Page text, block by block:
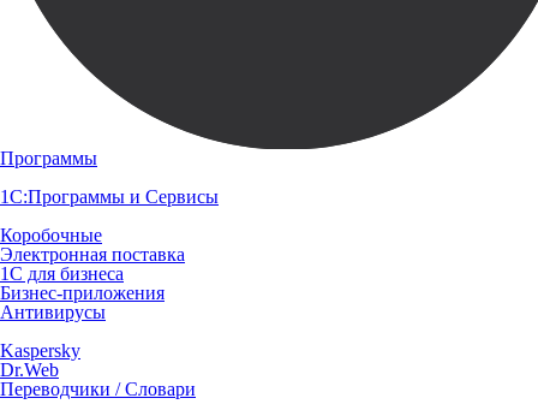
Программы
1С:Программы и Сервисы
Коробочные
Электронная поставка
1С для бизнеса
Бизнес-приложения
Антивирусы
Kaspersky
Dr.Web
Переводчики / Словари